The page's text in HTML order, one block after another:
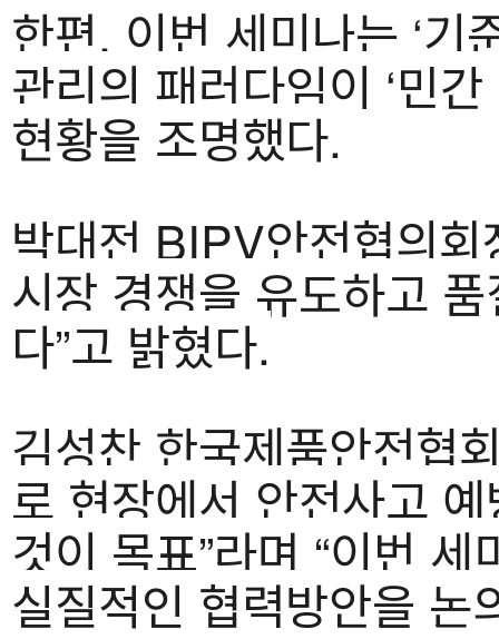
한편, 이번 세미나는 ‘
관리의 패러다임이 ‘민
현황을 조명했다.
박대전 BIPV안전협의
시장 경쟁을 유도하고
다”고 밝혔다.
김성찬 한국제품안전협
로 현장에서 안전사고
것이 목표”라며 “이번
실질적인 협력방안을 논